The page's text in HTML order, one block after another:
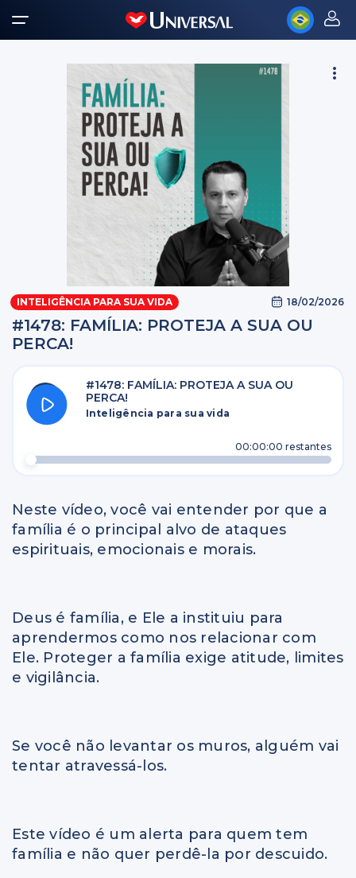
INTELIGÊNCIA PARA SUA VIDA 18/02/2026
#1478: FAMÍLIA: PROTEJA A SUA OU
PERCA!
#1478: FAMÍLIA: PROTEJA A SUA OU
PERCA!
Inteligência para sua vida
00:00:00 restantes
Neste vídeo, você vai entender por que a
família é o principal alvo de ataques
espirituais, emocionais e morais.
Deus é família, e Ele a instituiu para
aprendermos como nos relacionar com
Ele. Proteger a família exige atitude, limites
e vigilância.
Se você não levantar os muros, alguém vai
tentar atravessá-los.
Este vídeo é um alerta para quem tem
família e não quer perdê-la por descuido.